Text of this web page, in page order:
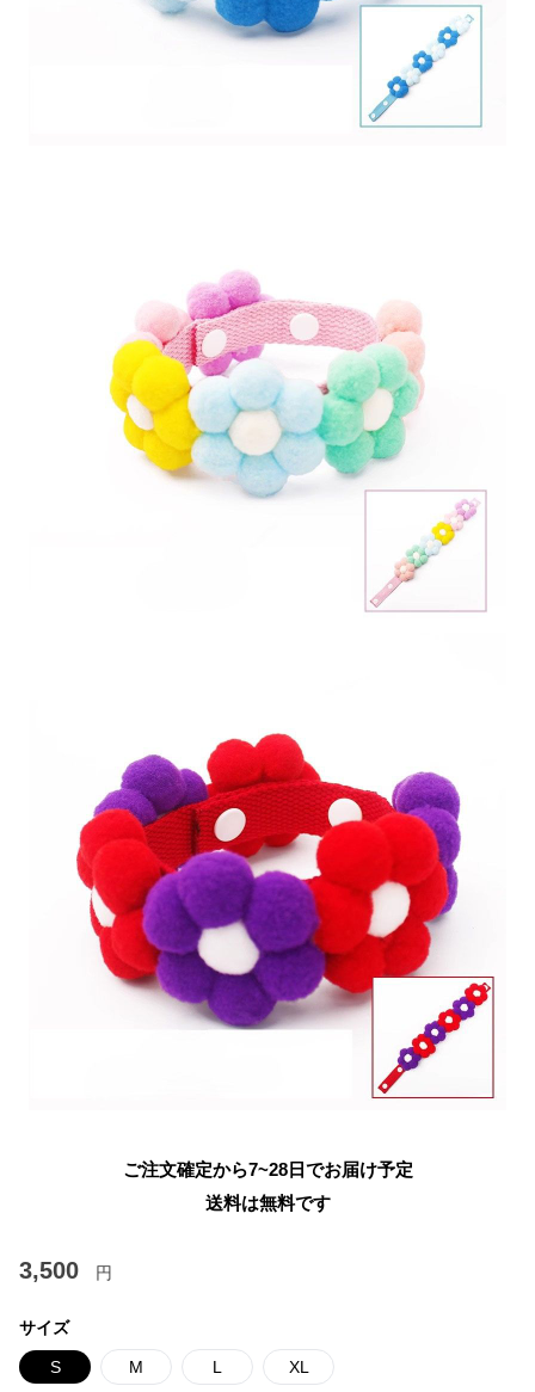
ご注文確定から7~28日でお届け予定
送料は無料です
3,500 円
サイズ
S M L XL